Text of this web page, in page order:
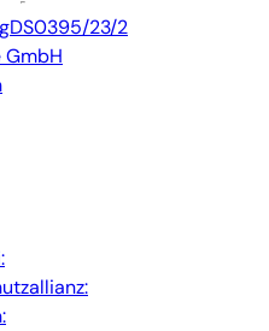
DS0395/23/2